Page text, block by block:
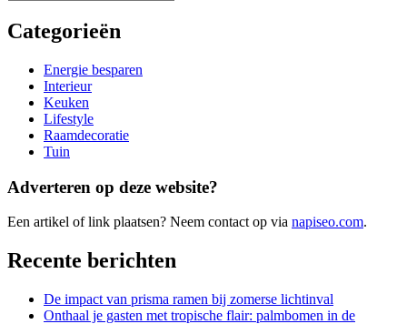
Categorieën
Energie besparen
Interieur
Keuken
Lifestyle
Raamdecoratie
Tuin
Adverteren op deze website?
Een artikel of link plaatsen? Neem contact op via napiseo.com.
Recente berichten
De impact van prisma ramen bij zomerse lichtinval
Onthaal je gasten met tropische flair: palmbomen in de